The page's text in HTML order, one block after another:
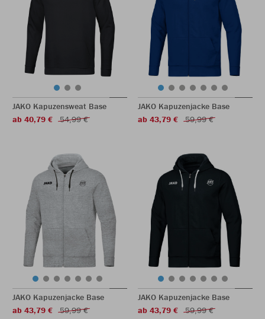
JAKO Kapuzensweat Base
ab 40,79 €
54,99 €
JAKO Kapuzenjacke Base
ab 43,79 €
59,99 €
JAKO Kapuzenjacke Base
ab 43,79 €
59,99 €
JAKO Kapuzenjacke Base
ab 43,79 €
59,99 €